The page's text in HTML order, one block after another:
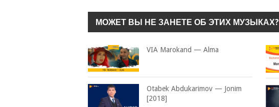
МОЖЕТ ВЫ НЕ ЗАНЕТЕ ОБ ЭТИХ МУЗЫКАХ?
VIA Marokand — Alma
Otabek Abdukarimov — Jonim
[2018]